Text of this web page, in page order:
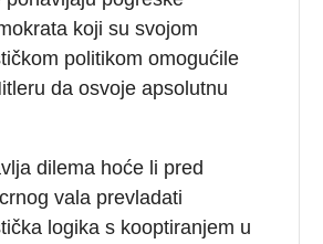
koji su svojom
politikom omogućile
da osvoje apsolutnu
dilema hoće li pred
vala prevladati
logika s kooptiranjem u